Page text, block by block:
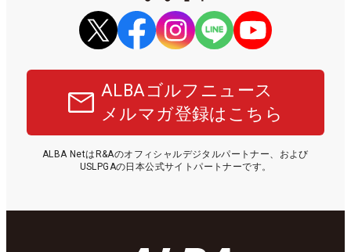
ALBAゴルフニュース
メルマガ登録はこちら
ALBA NetはR&Aのオフィシャルデジタルパートナー、および
USLPGAの日本公式サイトパートナーです。